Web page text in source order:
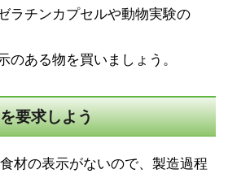
ラチンカプセルや動物実験の
のある物を買いましょう。
要求しよう
材の表示がないので、製造過程